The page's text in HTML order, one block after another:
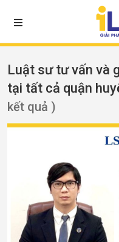
Luật sư tư vấn và
tại tất cả quận
kết quả )